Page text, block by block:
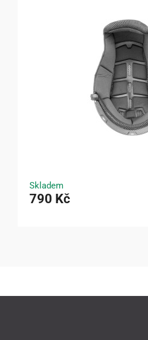
Skladem
790 Kč